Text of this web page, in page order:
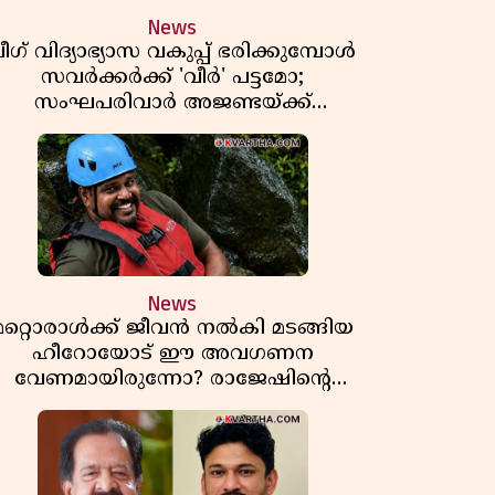
News
വിദ്യാഭ്യാസ വകുപ്പ് ഭരിക്കുമ്പോൾ
സവർക്കർക്ക് 'വീർ' പട്ടമോ;
സംഘപരിവാർ അജണ്ടയ്ക്ക്
പച്ചക്കൊടി കാട്ടുന്നതാര്?
മഞ്ചേശ്വരത്തെ ക്വിസ് ചോദ്യം
വിവാദമാവുമ്പോൾ
News
ജീവൻ നൽകി മടങ്ങിയ
ഹീറോയോട് ഈ അവഗണന
വേണമായിരുന്നോ? രാജേഷിൻ്റെ
ശരീരത്തോടുള്ള അനാദരവിൽ
ജനരോഷവും പാഠവും